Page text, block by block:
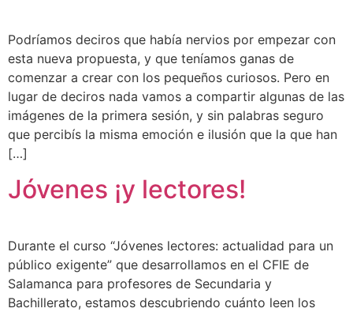
Podríamos deciros que había nervios por empezar con
esta nueva propuesta, y que teníamos ganas de
comenzar a crear con los pequeños curiosos. Pero en
lugar de deciros nada vamos a compartir algunas de las
imágenes de la primera sesión, y sin palabras seguro
que percibís la misma emoción e ilusión que la que han
[…]
Jóvenes ¡y lectores!
Durante el curso “Jóvenes lectores: actualidad para un
público exigente” que desarrollamos en el CFIE de
Salamanca para profesores de Secundaria y
Bachillerato, estamos descubriendo cuánto leen los